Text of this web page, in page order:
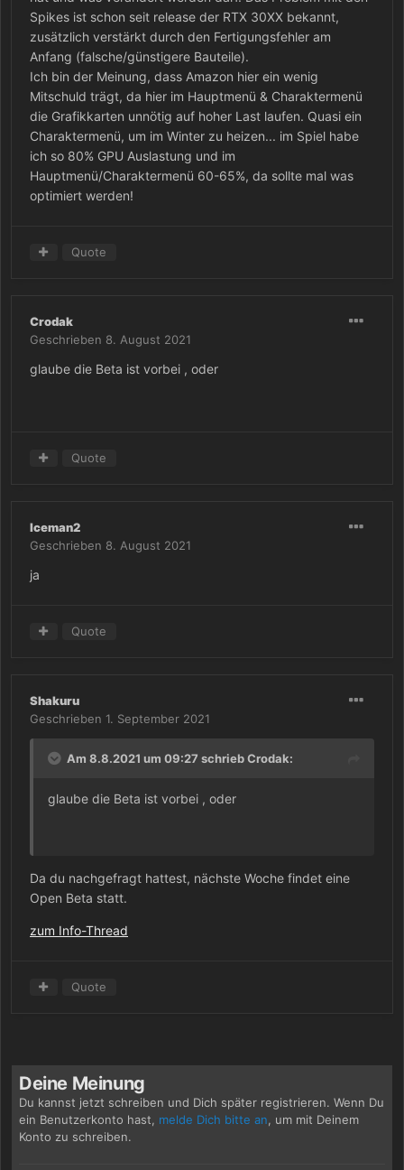
Spikes ist schon seit release der RTX 30XX bekannt,
zusätzlich verstärkt durch den Fertigungsfehler am
Anfang (falsche/günstigere Bauteile).
Ich bin der Meinung, dass Amazon hier ein wenig
Mitschuld trägt, da hier im Hauptmenü & Charaktermenü
die Grafikkarten unnötig auf hoher Last laufen. Quasi ein
Charaktermenü, um im Winter zu heizen... im Spiel habe
ich so 80% GPU Auslastung und im
Hauptmenü/Charaktermenü 60-65%, da sollte mal was
optimiert werden!
Quote
Crodak
Geschrieben 8. August 2021
glaube die Beta ist vorbei , oder
Quote
Iceman2
Geschrieben 8. August 2021
ja
Quote
Shakuru
Geschrieben 1. September 2021
Am 8.8.2021 um 09:27 schriebCrodak:
glaube die Beta ist vorbei , oder
Da du nachgefragt hattest, nächste Woche findet eine
Open Beta statt.
zum Info-Thread
Quote
Deine Meinung
Du kannst jetzt schreiben und Dich später registrieren. Wenn Du
ein Benutzerkonto hast, melde Dich bitte an , um mit Deinem
Konto zu schreiben.